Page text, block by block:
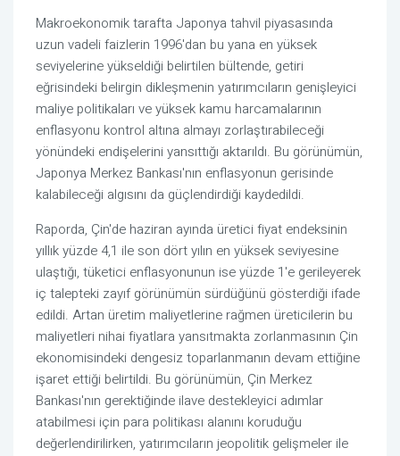
Makroekonomik tarafta Japonya tahvil piyasasında
uzun vadeli faizlerin 1996'dan bu yana en yüksek
seviyelerine yükseldiği belirtilen bültende, getiri
eğrisindeki belirgin dikleşmenin yatırımcıların genişleyici
maliye politikaları ve yüksek kamu harcamalarının
enflasyonu kontrol altına almayı zorlaştırabileceği
yönündeki endişelerini yansıttığı aktarıldı. Bu görünümün,
Japonya Merkez Bankası'nın enflasyonun gerisinde
kalabileceği algısını da güçlendirdiği kaydedildi.
Raporda, Çin'de haziran ayında üretici fiyat endeksinin
yıllık yüzde 4,1 ile son dört yılın en yüksek seviyesine
ulaştığı, tüketici enflasyonunun ise yüzde 1'e gerileyerek
iç talepteki zayıf görünümün sürdüğünü gösterdiği ifade
edildi. Artan üretim maliyetlerine rağmen üreticilerin bu
maliyetleri nihai fiyatlara yansıtmakta zorlanmasının Çin
ekonomisindeki dengesiz toparlanmanın devam ettiğine
işaret ettiği belirtildi. Bu görünümün, Çin Merkez
Bankası'nın gerektiğinde ilave destekleyici adımlar
atabilmesi için para politikası alanını koruduğu
değerlendirilirken, yatırımcıların jeopolitik gelişmeler ile